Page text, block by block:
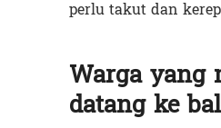
perlu takut dan
Warga yang
datang ke